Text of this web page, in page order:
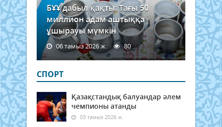
БҰҰ дабыл қақты: Тағы 50
миллион адам аштыққа
ұшырауы мүмкін
06 тамыз 2026 ж. 80
СПОРТ
Қазақстандық балуандар әлем
чемпионы атанды
03 тамыз 2026 ж.